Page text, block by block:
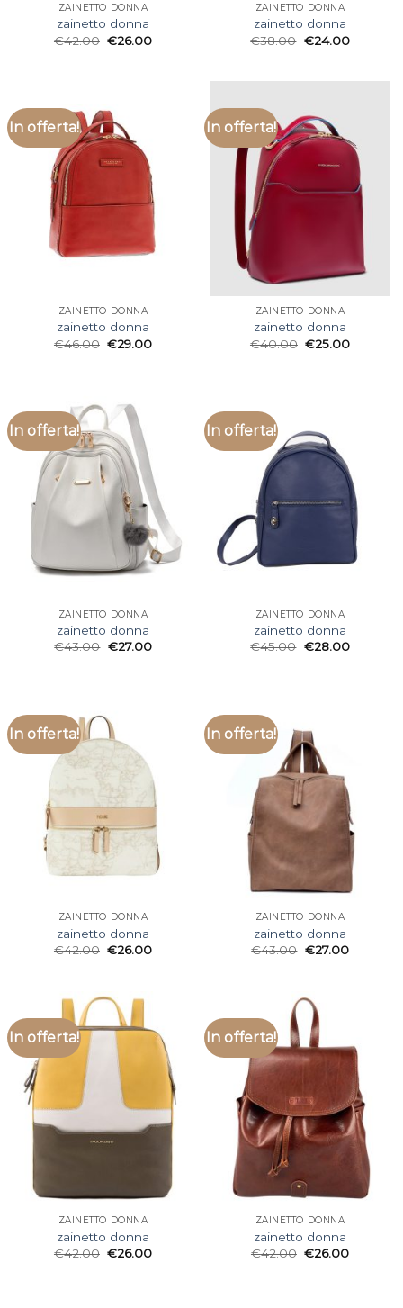
ZAINETTO DONNA
zainetto donna
€42.00 €26.00
ZAINETTO DONNA
zainetto donna
€38.00 €24.00
In offerta!
ZAINETTO DONNA
zainetto donna
€46.00 €29.00
In offerta!
ZAINETTO DONNA
zainetto donna
€40.00 €25.00
In offerta!
ZAINETTO DONNA
zainetto donna
€43.00 €27.00
In offerta!
ZAINETTO DONNA
zainetto donna
€45.00 €28.00
In offerta!
ZAINETTO DONNA
zainetto donna
€42.00 €26.00
In offerta!
ZAINETTO DONNA
zainetto donna
€43.00 €27.00
In offerta!
ZAINETTO DONNA
zainetto donna
€42.00 €26.00
In offerta!
ZAINETTO DONNA
zainetto donna
€42.00 €26.00